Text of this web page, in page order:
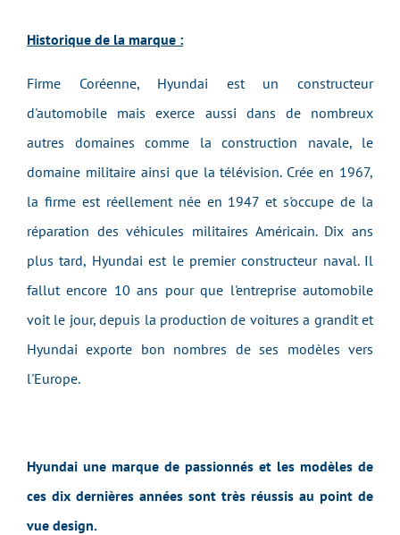
Historique de la marque :
Firme Coréenne, Hyundai est un constructeur
d'automobile mais exerce aussi dans de nombreux
autres domaines comme la construction navale, le
domaine militaire ainsi que la télévision. Crée en 1967,
la firme est réellement née en 1947 et s'occupe de la
réparation des véhicules militaires Américain. Dix ans
plus tard, Hyundai est le premier constructeur naval. Il
fallut encore 10 ans pour que l'entreprise automobile
voit le jour, depuis la production de voitures a grandit et
Hyundai exporte bon nombres de ses modèles vers
l'Europe.
Hyundai une marque de passionnés et les modèles de
ces dix dernières années sont très réussis au point de
vue design.